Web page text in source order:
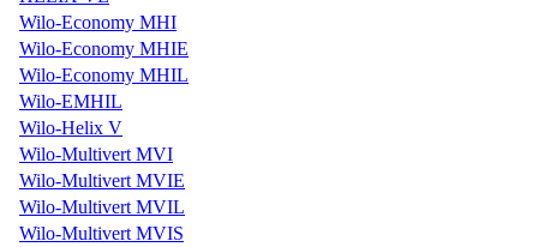
Wilo-Economy MHI
Wilo-Economy MHIE
Wilo-Economy MHIL
Wilo-EMHIL
Wilo-Helix V
Wilo-Multivert MVI
Wilo-Multivert MVIE
Wilo-Multivert MVIL
Wilo-Multivert MVIS